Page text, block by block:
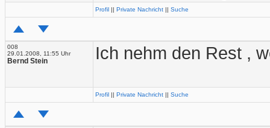
Profil || Private Nachricht || Suche
008
29.01.2008, 11:55 Uhr
Bernd Stein Ich nehm den Rest ,
Profil || Private Nachricht || Suche